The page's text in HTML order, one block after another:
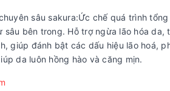
sâu sakura:Ức chế quá trình
sâu bên trong. Hỗ trợ ngừa lão hóa
giúp đánh bật các dấu hiệu lão hoá,
da luôn hồng hào và căng mịn.